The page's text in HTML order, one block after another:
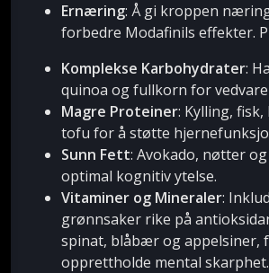
Ernæring: Å gi kroppen
forbedre Modafinils effekter.
Komplekse Karbohydrater:
quinoa og fullkorn for
Magre Proteiner: Kylling,
tofu for å støtte
Sunn Fett: Avokado, nøtter
optimal kognitiv ytelse.
Vitaminer og Mineraler:
grønnsaker rike på
spinat, blåbær og appelsiner,
opprettholde mental skarphet.